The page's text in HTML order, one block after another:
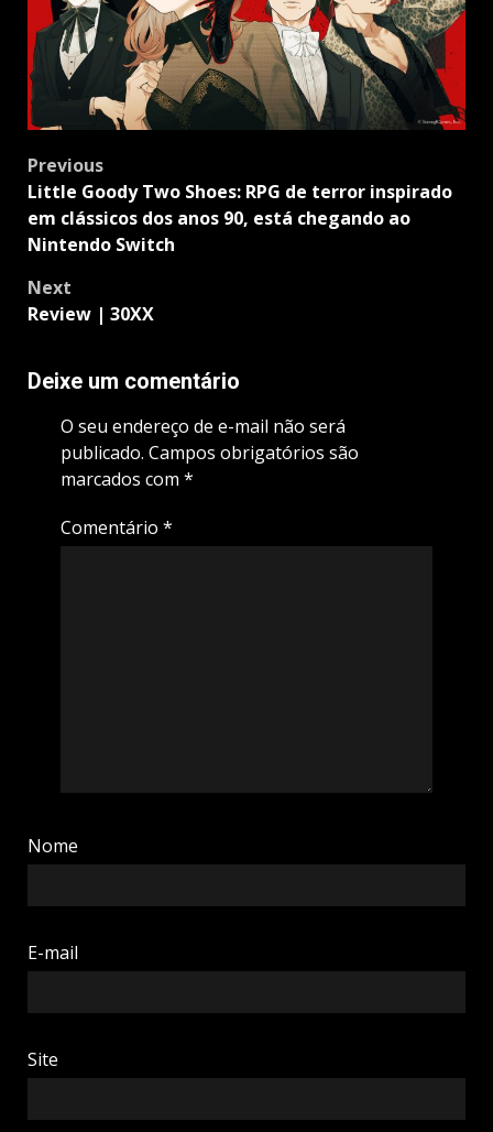
Post
navigation
Previous
Little Goody Two Shoes: RPG de terror inspirado
em clássicos dos anos 90, está chegando ao
Nintendo Switch
Next
Review | 30XX
Deixe um comentário
O seu endereço de e-mail não será
publicado. Campos obrigatórios são
marcados com *
Comentário *
Nome
E-mail
Site